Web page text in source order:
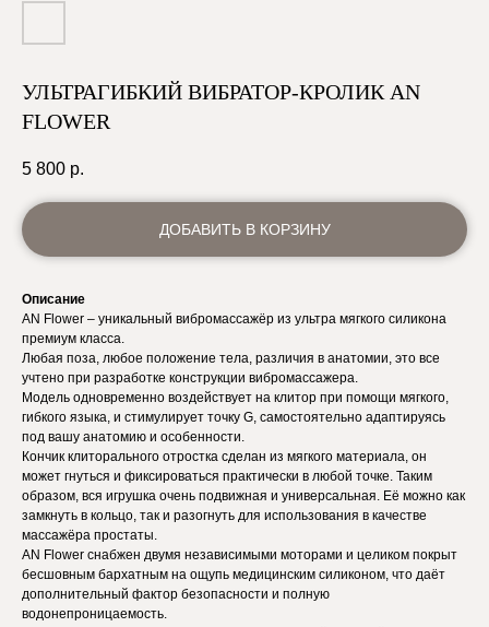
УЛЬТРАГИБКИЙ ВИБРАТОР-КРОЛИК AN
FLOWER
5 800 р.
ДОБАВИТЬ В КОРЗИНУ
Описание
AN Flower – уникальный вибромассажёр из ультра мягкого силикона
премиум класса.
Любая поза, любое положение тела, различия в анатомии, это все
учтено при разработке конструкции вибромассажера.
Модель одновременно воздействует на клитор при помощи мягкого,
гибкого языка, и стимулирует точку G, самостоятельно адаптируясь
под вашу анатомию и особенности.
Кончик клиторального отростка сделан из мягкого материала, он
может гнуться и фиксироваться практически в любой точке. Таким
образом, вся игрушка очень подвижная и универсальная. Её можно как
замкнуть в кольцо, так и разогнуть для использования в качестве
массажёра простаты.
AN Flower снабжен двумя независимыми моторами и целиком покрыт
бесшовным бархатным на ощупь медицинским силиконом, что даёт
дополнительный фактор безопасности и полную
водонепроницаемость.